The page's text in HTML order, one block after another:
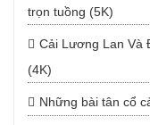
trọn tuồng (5K)
Cải Lương Lan Và
(4K)
Những bài tân cổ